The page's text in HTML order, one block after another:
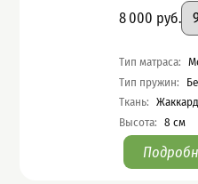
Цена
8 000 руб.
Характеристики
Тип матраса:
Тип пружин:
Ткань: Жаккард
Высота: 8 см